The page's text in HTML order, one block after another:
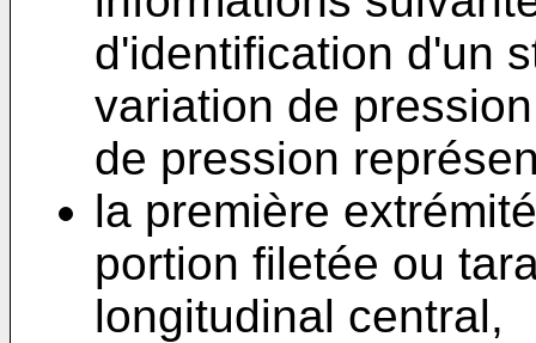
d'identification d'un
variation de
de pression
la première
portion filetée ou
longitudinal central,